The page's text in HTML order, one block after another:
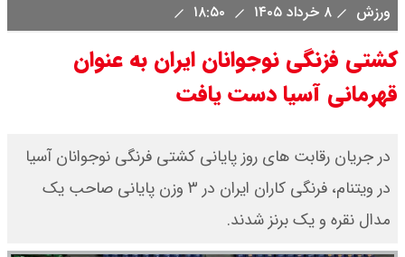
چند ؟ + جدول
قیمت نفت امروز دوشنبه ۱۹ مرداد
۱۴۰۵ / نفت افزایشی شد + جدول
ورزش ۸ خرداد ۱۴۰۵
کشتی فزنگی نوجوانان ایران به عنوان
قهرمانی آسیا دست یافت
در جریان رقابت های روز پایانی کشتی فرنگی نوجوانان آسیا
در ویتنام، فرنگی کاران ایران در ۳ وزن‌ پایانی صاحب یک
مدال نقره و یک برنز شدند.